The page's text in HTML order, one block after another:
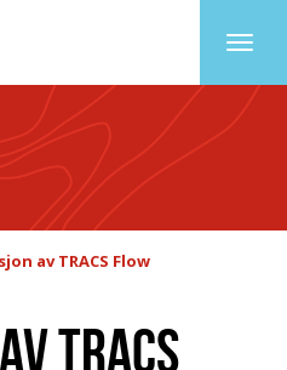
av TRACS Flow
TRACS